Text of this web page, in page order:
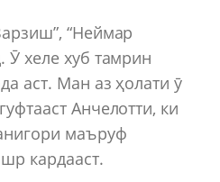
“Неймар
Ӯ хеле хуб тамрин
аст. Ман аз ҳолати ӯ
Анчелотти, ки
маъруф
кардааст.